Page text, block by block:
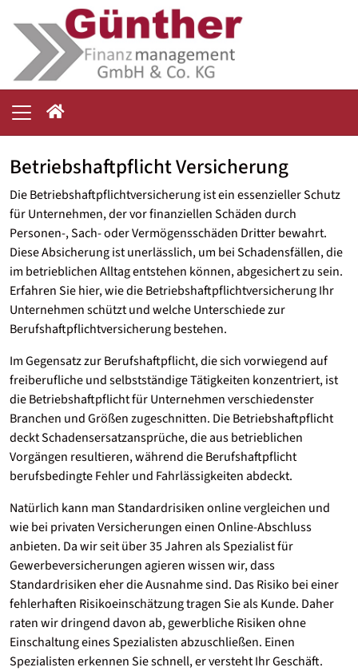
Betriebshaftpflicht Versicherung
Die Betriebshaftpflichtversicherung ist ein essenzieller Schutz
für Unternehmen, der vor finanziellen Schäden durch
Personen-, Sach- oder Vermögensschäden Dritter bewahrt.
Diese Absicherung ist unerlässlich, um bei Schadensfällen, die
im betrieblichen Alltag entstehen können, abgesichert zu sein.
Erfahren Sie hier, wie die Betriebshaftpflichtversicherung Ihr
Unternehmen schützt und welche Unterschiede zur
Berufshaftpflichtversicherung bestehen.
Im Gegensatz zur Berufshaftpflicht, die sich vorwiegend auf
freiberufliche und selbstständige Tätigkeiten konzentriert, ist
die Betriebshaftpflicht für Unternehmen verschiedenster
Branchen und Größen zugeschnitten. Die Betriebshaftpflicht
deckt Schadensersatzansprüche, die aus betrieblichen
Vorgängen resultieren, während die Berufshaftpflicht
berufsbedingte Fehler und Fahrlässigkeiten abdeckt.
Natürlich kann man Standardrisiken online vergleichen und
wie bei privaten Versicherungen einen Online-Abschluss
anbieten. Da wir seit über 35 Jahren als Spezialist für
Gewerbeversicherungen agieren wissen wir, dass
Standardrisiken eher die Ausnahme sind. Das Risiko bei einer
fehlerhaften Risikoeinschätzung tragen Sie als Kunde. Daher
raten wir dringend davon ab, gewerbliche Risiken ohne
Einschaltung eines Spezialisten abzuschließen. Einen
Spezialisten erkennen Sie schnell, er versteht Ihr Geschäft.